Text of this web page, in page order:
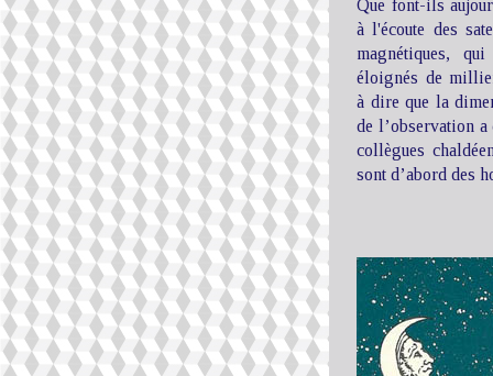
Que font-ils
à l'écoute des
magnétiques,
éloignés de
à dire que la
de l’observation
collègues
sont d’abord des